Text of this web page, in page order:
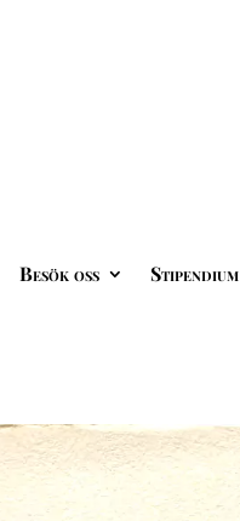
Besök oss Stipendium